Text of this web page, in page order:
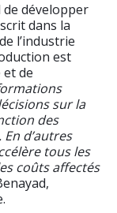
développer
dans la
l’industrie
est
de
sur la
des
d’autres
tous les
coûts affectés